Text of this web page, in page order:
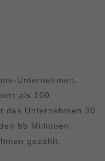
Unternehmen.
als 100
das Unternehmen 30
55 Millionen
gezählt.